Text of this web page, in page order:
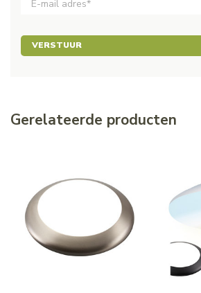
VERSTUUR
Gerelateerde producten